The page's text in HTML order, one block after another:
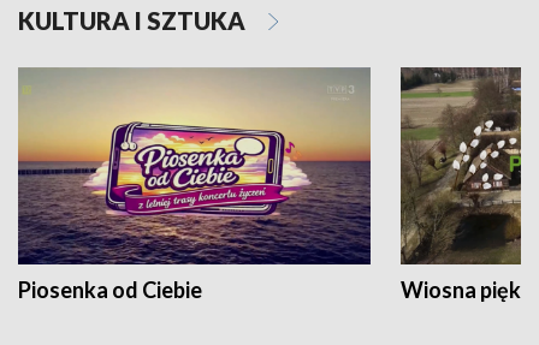
KULTURA I SZTUKA
Piosenka od Ciebie Wiosna